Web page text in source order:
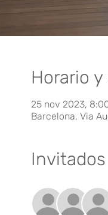
Horario
25 nov 2023,
Barcelona, Via
Invitados